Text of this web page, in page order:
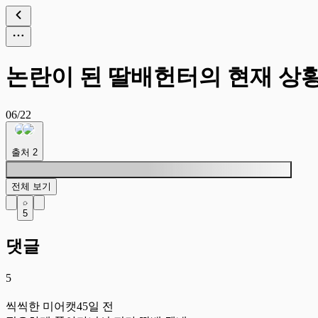
논란이 된 딸배헌터의 현재 상
06/22
출처 2
전체 보기
5
댓글
5
씩씩한 미어캣45일 전